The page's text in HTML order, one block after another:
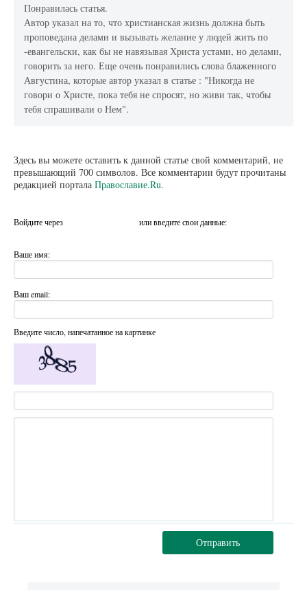
Понравилась статья.
Автор указал на то, что христианская жизнь должна быть
проповедана делами и вызывать желание у людей жить по
-евангельски, как бы не навязывая Христа устами, но делами,
говорить за него. Еще очень понравились слова блаженного
Августина, которые автор указал в статье : "Никогда не
говори о Христе, пока тебя не спросят, но живи так, чтобы
тебя спрашивали о Нем".
Здесь вы можете оставить к данной статье свой комментарий, не
превышающий 700 символов. Все комментарии будут прочитаны
редакцией портала Православие.Ru.
Войдите через или введите свои данные:
Ваше имя:
Ваш email:
Введите число, напечатанное на картинке
Отправить